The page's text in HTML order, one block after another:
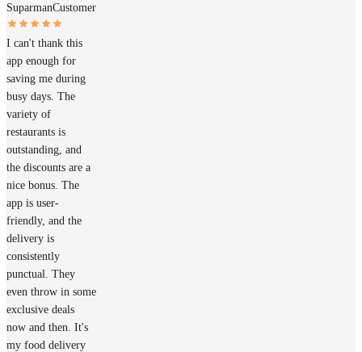
SuparmanCustomer
I can't thank this
app enough for
saving me during
busy days. The
variety of
restaurants is
outstanding, and
the discounts are a
nice bonus. The
app is user-
friendly, and the
delivery is
consistently
punctual. They
even throw in some
exclusive deals
now and then. It's
my food delivery